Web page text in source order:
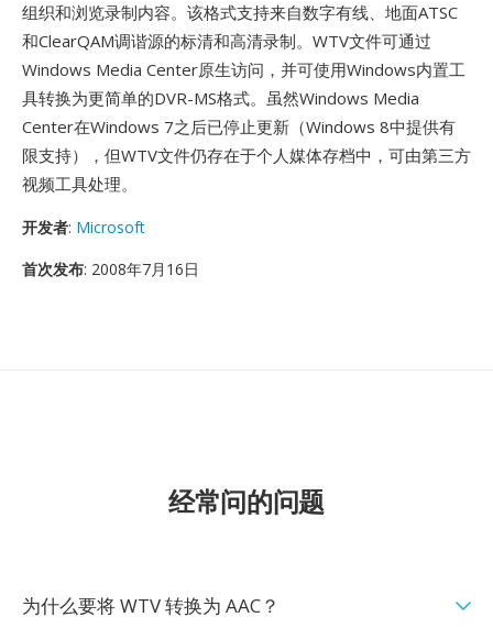
组织和浏览录制内容。该格式支持来自数字有线、地面ATSC
和ClearQAM调谐源的标清和高清录制。WTV文件可通过
Windows Media Center原生访问，并可使用Windows内置工
具转换为更简单的DVR-MS格式。虽然Windows Media
Center在Windows 7之后已停止更新（Windows 8中提供有
限支持），但WTV文件仍存在于个人媒体存档中，可由第三方
视频工具处理。
开发者: Microsoft
首次发布: 2008年7月16日
经常问的问题
为什么要将 WTV 转换为 AAC？